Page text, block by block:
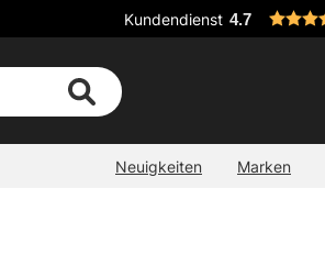
Kundendienst 4.7
Neuigkeiten Marken